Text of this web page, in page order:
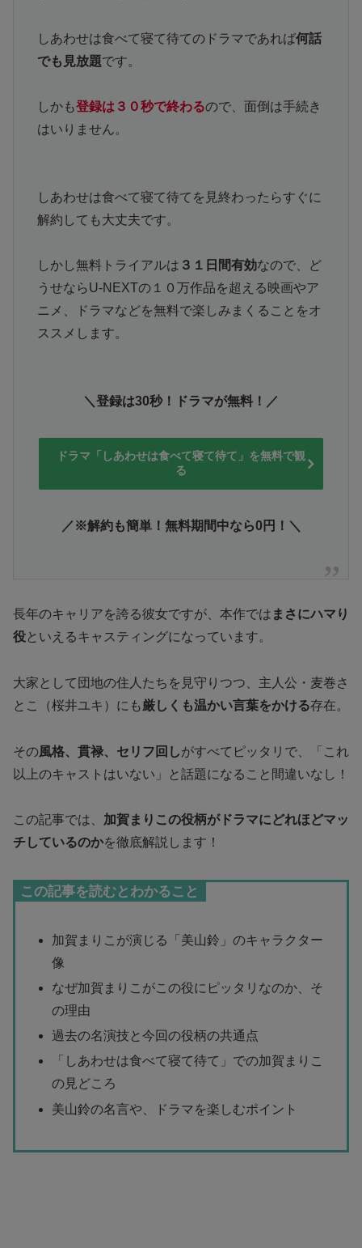
しあわせは食べて寝て待てのドラマであれば何話
でも見放題です。
しかも登録は３０秒で終わるので、面倒は手続き
はいりません。
しあわせは食べて寝て待てを見終わったらすぐに
解約しても大丈夫です。
しかし無料トライアルは ３１日間有効なので、ど
うせならU-NEXTの１０万作品を超える映画やア
ニメ、ドラマなどを無料で楽しみまくることをオ
ススメします。
＼登録は30秒！ドラマが無料！／
ドラマ「しあわせは食べて寝て待て」を無料で観
る
／※解約も簡単！無料期間中なら0円！＼
長年のキャリアを誇る彼女ですが、本作では まさにハマり
役といえるキャスティングになっています。
大家として団地の住人たちを見守りつつ、主人公・麦巻さ
とこ（桜井ユキ）にも厳しくも温かい言葉をかける存在。
その風格、貫禄、セリフ回しがすべてピッタリで、「これ
以上のキャストはいない」と話題になること間違いなし！
この記事では、 加賀まりこの役柄がドラマにどれほどマッ
チしているのかを徹底解説します！
この記事を読むとわかること
加賀まりこが演じる「美山鈴」のキャラクター
像
なぜ加賀まりこがこの役にピッタリなのか、そ
の理由
過去の名演技と今回の役柄の共通点
「しあわせは食べて寝て待て」での加賀まりこ
の見どころ
美山鈴の名言や、ドラマを楽しむポイント